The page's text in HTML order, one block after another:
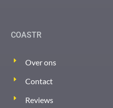
COASTR
Over ons
Contact
Reviews